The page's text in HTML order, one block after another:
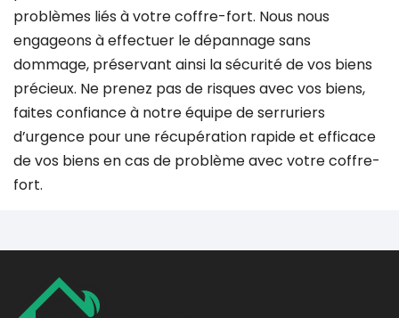
problèmes liés à votre coffre-fort. Nous nous
engageons à effectuer le dépannage sans
dommage, préservant ainsi la sécurité de vos biens
précieux. Ne prenez pas de risques avec vos biens,
faites confiance à notre équipe de serruriers
d’urgence pour une récupération rapide et efficace
de vos biens en cas de problème avec votre coffre-
fort.